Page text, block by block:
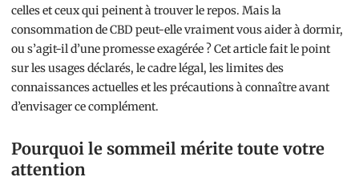
celles et ceux qui peinent à trouver le repos. Mais la
consommation de CBD peut-elle vraiment vous aider à dormir,
ou s’agit-il d’une promesse exagérée ? Cet article fait le point
sur les usages déclarés, le cadre légal, les limites des
connaissances actuelles et les précautions à connaître avant
d’envisager ce complément.
Pourquoi le sommeil mérite toute votre
attention